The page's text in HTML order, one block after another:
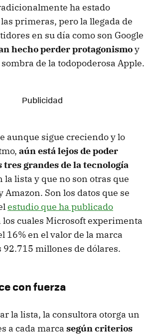
ha estado
primeras, pero la llegada de
en su día como son Google
hecho perder protagonismoy
de la todopoderosa Apple.
aunque sigue creciendo y lo
aún está lejos de poder
grandes de la tecnología
la lista y que no son otras que
Amazon. Son los datos que se
estudio que ha publicado
los cuales Microsoft experimenta
16% en el valor de la marca
92.715 millones de dólares.
con fuerza
la lista, la consultora otorga un
a cada marca según criterios